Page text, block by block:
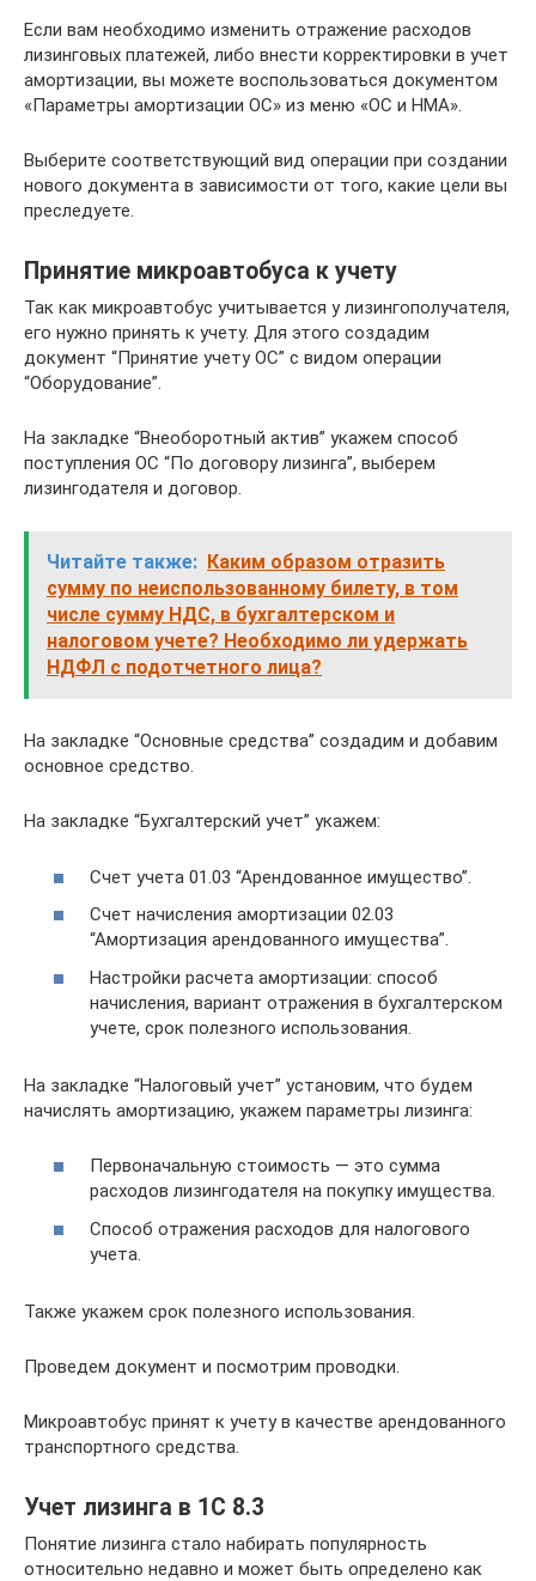
Если вам необходимо изменить отражение расходов
лизинговых платежей, либо внести корректировки в учет
амортизации, вы можете воспользоваться документом
«Параметры амортизации ОС» из меню «ОС и НМА».
Выберите соответствующий вид операции при создании
нового документа в зависимости от того, какие цели вы
преследуете.
Принятие микроавтобуса к учету
Так как микроавтобус учитывается у лизингополучателя,
его нужно принять к учету. Для этого создадим
документ “Принятие учету ОС” с видом операции
“Оборудование”.
На закладке “Внеоборотный актив” укажем способ
поступления ОС “По договору лизинга”, выберем
лизингодателя и договор.
Читайте также: Каким образом отразить
сумму по неиспользованному билету, в том
числе сумму НДС, в бухгалтерском и
налоговом учете? Необходимо ли удержать
НДФЛ с подотчетного лица?
На закладке “Основные средства” создадим и добавим
основное средство.
На закладке “Бухгалтерский учет” укажем:
Счет учета 01.03 “Арендованное имущество”.
Счет начисления амортизации 02.03
“Амортизация арендованного имущества”.
Настройки расчета амортизации: способ
начисления, вариант отражения в бухгалтерском
учете, срок полезного использования.
На закладке “Налоговый учет” установим, что будем
начислять амортизацию, укажем параметры лизинга:
Первоначальную стоимость — это сумма
расходов лизингодателя на покупку имущества.
Способ отражения расходов для налогового
учета.
Также укажем срок полезного использования.
Проведем документ и посмотрим проводки.
Микроавтобус принят к учету в качестве арендованного
транспортного средства.
Учет лизинга в 1С 8.3
Понятие лизинга стало набирать популярность
относительно недавно и может быть определено как